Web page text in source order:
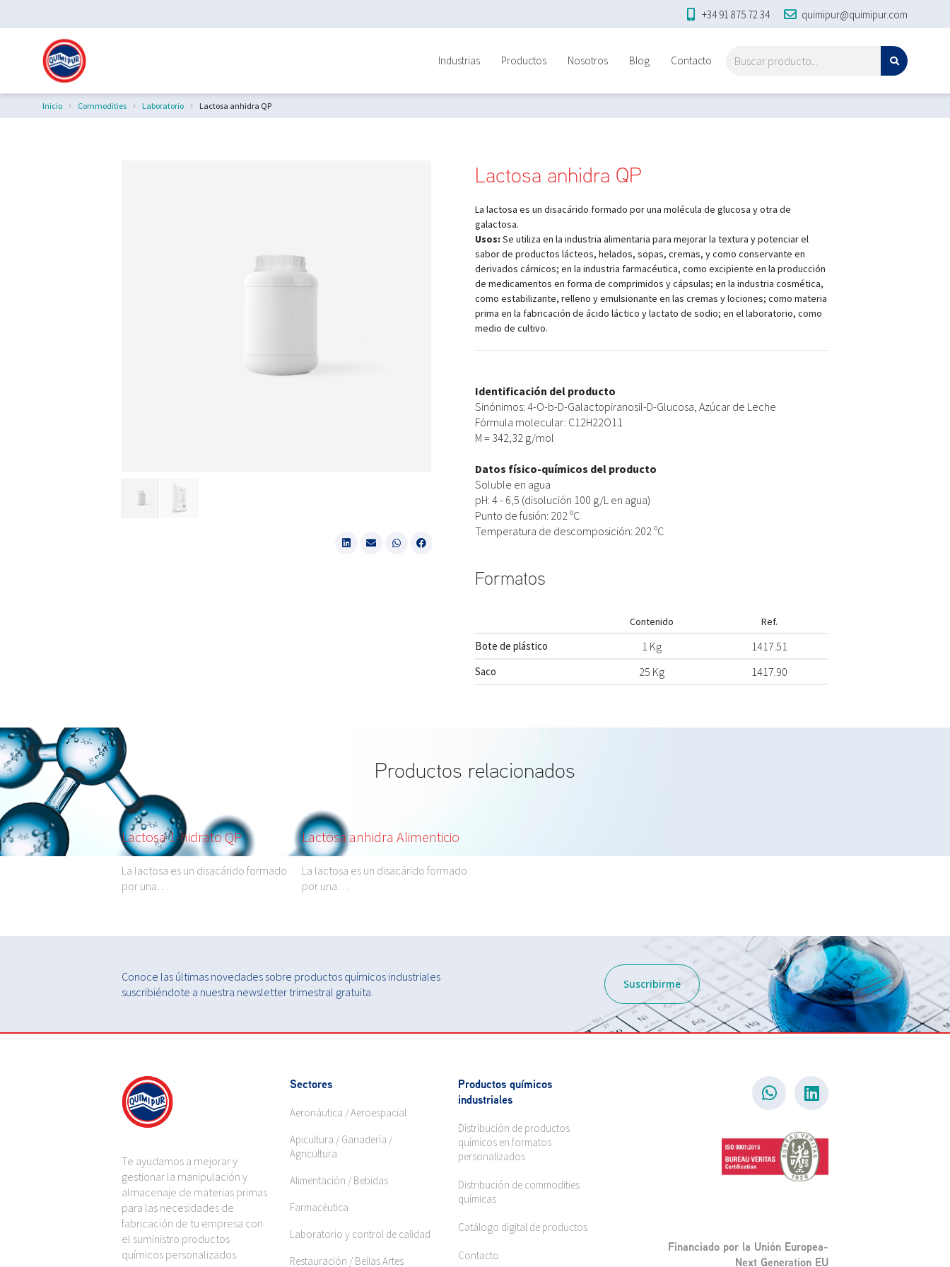
+34 91 875 72 34 quimipur@quimipur.com
Industrias Productos Nosotros Blog Contacto
Estás aquí:
Inicio Commodities Laboratorio Lactosa anhidra QP
Lactosa anhidra QP
La lactosa es un disacárido formado por una molécula de glucosa y otra de
galactosa.
Usos: Se utiliza en la industria alimentaria para mejorar la textura y potenciar el
sabor de productos lácteos, helados, sopas, cremas, y como conservante en
derivados cárnicos; en la industria farmacéutica, como excipiente en la producción
de medicamentos en forma de comprimidos y cápsulas; en la industria cosmética,
como estabilizante, relleno y emulsionante en las cremas y lociones; como materia
prima en la fabricación de ácido láctico y lactato de sodio; en el laboratorio, como
medio de cultivo.
Identificación del producto
Sinónimos: 4-O-b-D-Galactopiranosil-D-Glucosa, Azúcar de Leche
Fórmula molecular: C12H22O11
M = 342,32 g/mol
Datos físico-químicos del producto
Soluble en agua
pH: 4 - 6,5 (disolución 100 g/L en agua)
Punto de fusión: 202 ºC
Temperatura de descomposición: 202 ºC
Formatos
Contenido Ref.
Bote de plástico 1 Kg 1417.51
Saco 25 Kg 1417.90
Productos relacionados
Lactosa 1-hidrato QP
La lactosa es un disacárido formado
por una…
Lactosa anhidra Alimenticio
La lactosa es un disacárido formado
por una…
Conoce las últimas novedades sobre productos químicos industriales
suscribiéndote a nuestra newsletter trimestral gratuita.
Suscribirme
Te ayudamos a mejorar y
gestionar la manipulación y
almacenaje de materias primas
para las necesidades de
fabricación de tu empresa con
el suministro productos
químicos personalizados.
Sectores
Aeronáutica / Aeroespacial
Apicultura / Ganadería /
Agricultura
Alimentación / Bebidas
Farmacéutica
Laboratorio y control de calidad
Restauración / Bellas Artes
Productos químicos
industriales
Distribución de productos
químicos en formatos
personalizados
Distribución de commodities
químicas
Catálogo digital de productos
Contacto
Financiado por la Unión Europea-
Next Generation EU